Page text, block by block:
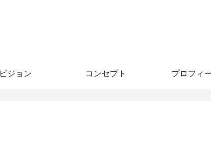
ビジョン コンセプト プロフィ